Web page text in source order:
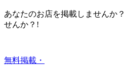
あなたのお店を掲載しませんか？
せんか？!
無料掲載・